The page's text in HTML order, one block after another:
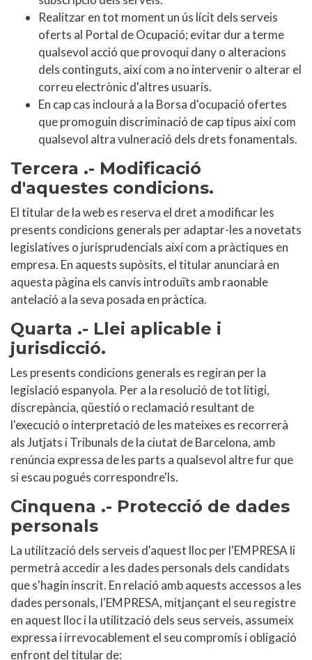
Realitzar en tot moment un ús lícit dels serveis
oferts al Portal de Ocupació; evitar dur a terme
qualsevol acció que provoqui dany o alteracions
dels continguts, així com a no intervenir o alterar el
correu electrònic d'altres usuaris.
En cap cas inclourà a la Borsa d'ocupació ofertes
que promoguin discriminació de cap tipus així com
qualsevol altra vulneració dels drets fonamentals.
Tercera .- Modificació
d'aquestes condicions.
El titular de la web es reserva el dret a modificar les
presents condicions generals per adaptar-les a novetats
legislatives o jurisprudencials així com a pràctiques en
empresa. En aquests supòsits, el titular anunciarà en
aquesta pàgina els canvis introduïts amb raonable
antelació a la seva posada en pràctica.
Quarta .- Llei aplicable i
jurisdicció.
Les presents condicions generals es regiran per la
legislació espanyola. Per a la resolució de tot litigi,
discrepància, qüestió o reclamació resultant de
l'execució o interpretació de les mateixes es recorrerà
als Jutjats i Tribunals de la ciutat de Barcelona, amb
renúncia expressa de les parts a qualsevol altre fur que
si escau pogués correspondre'ls.
Cinquena .- Protecció de dades
personals
La utilització dels serveis d'aquest lloc per l'EMPRESA li
permetrà accedir a les dades personals dels candidats
que s'hagin inscrit. En relació amb aquests accessos a les
dades personals, l'EMPRESA, mitjançant el seu registre
en aquest lloc i la utilització dels seus serveis, assumeix
expressa i irrevocablement el seu compromís i obligació
enfront del titular de: